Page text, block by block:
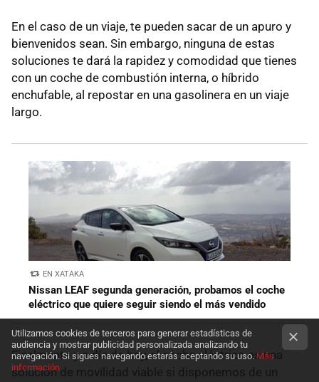
En el caso de un viaje, te pueden sacar de un apuro y
bienvenidos sean. Sin embargo, ninguna de estas
soluciones te dará la rapidez y comodidad que tienes
con un coche de combustión interna, o híbrido
enchufable, al repostar en una gasolinera en un viaje
largo.
EN XATAKA
Nissan LEAF segunda generación, probamos el coche
eléctrico que quiere seguir siendo el más vendido
Finalmente y a día de hoy, el coche eléctrico es una
solución de movilidad viable si disponemos de un
Utilizamos cookies de terceros para generar estadísticas de
audiencia y mostrar publicidad personalizada analizando tu
navegación. Si sigues navegando estarás aceptando su uso.Más
información